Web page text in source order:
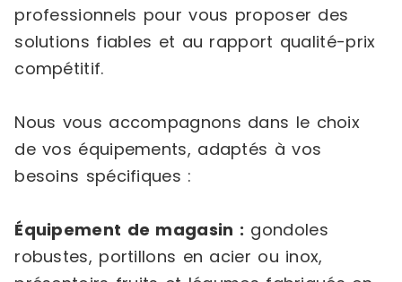
professionnels pour vous proposer des
solutions fiables et au rapport qualité-prix
compétitif.
Nous vous accompagnons dans le choix
de vos équipements, adaptés à vos
besoins spécifiques :
Équipement de magasin : gondoles
robustes, portillons en acier ou inox,